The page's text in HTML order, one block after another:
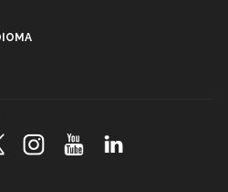
robótica FIRST 2026! (video)